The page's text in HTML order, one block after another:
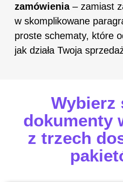
zamówienia– zamiast
w skomplikowane
proste schematy, które
jak działa Twoja
Wybierz
dokumenty
z trzech